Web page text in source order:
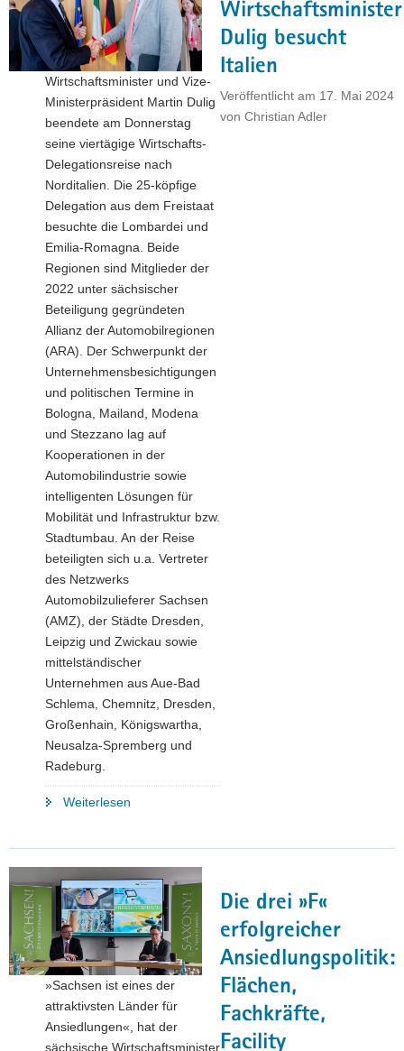
Wirtschaftsminister
Dirk
Panter
baut
Beziehungen
zu
Tamil
Nadu
weiter
aus"
Wirtschaftsminister
Dulig besucht
Italien
Veröffentlicht am 17. Mai 2024
von Christian Adler
Wirtschaftsminister und Vize-
Ministerpräsident Martin Dulig
beendete am Donnerstag
seine viertägige Wirtschafts-
Delegationsreise nach
Norditalien. Die 25-köpfige
Delegation aus dem Freistaat
besuchte die Lombardei und
Emilia-Romagna. Beide
Regionen sind Mitglieder der
2022 unter sächsischer
Beteiligung gegründeten
Allianz der Automobilregionen
(ARA). Der Schwerpunkt der
Unternehmensbesichtigungen
und politischen Termine in
Bologna, Mailand, Modena
und Stezzano lag auf
Kooperationen in der
Automobilindustrie sowie
intelligenten Lösungen für
Mobilität und Infrastruktur bzw.
Stadtumbau. An der Reise
beteiligten sich u.a. Vertreter
des Netzwerks
Automobilzulieferer Sachsen
(AMZ), der Städte Dresden,
Leipzig und Zwickau sowie
mittelständischer
Unternehmen aus Aue-Bad
Schlema, Chemnitz, Dresden,
Großenhain, Königswartha,
Neusalza-Spremberg und
Radeburg.
Weiterlesen
Italien"
Die drei »F«
erfolgreicher
Ansiedlungspolitik:
Flächen,
Fachkräfte,
Facility
»Sachsen ist eines der
attraktivsten Länder für
Ansiedlungen«, hat der
sächsische Wirtschaftsminister